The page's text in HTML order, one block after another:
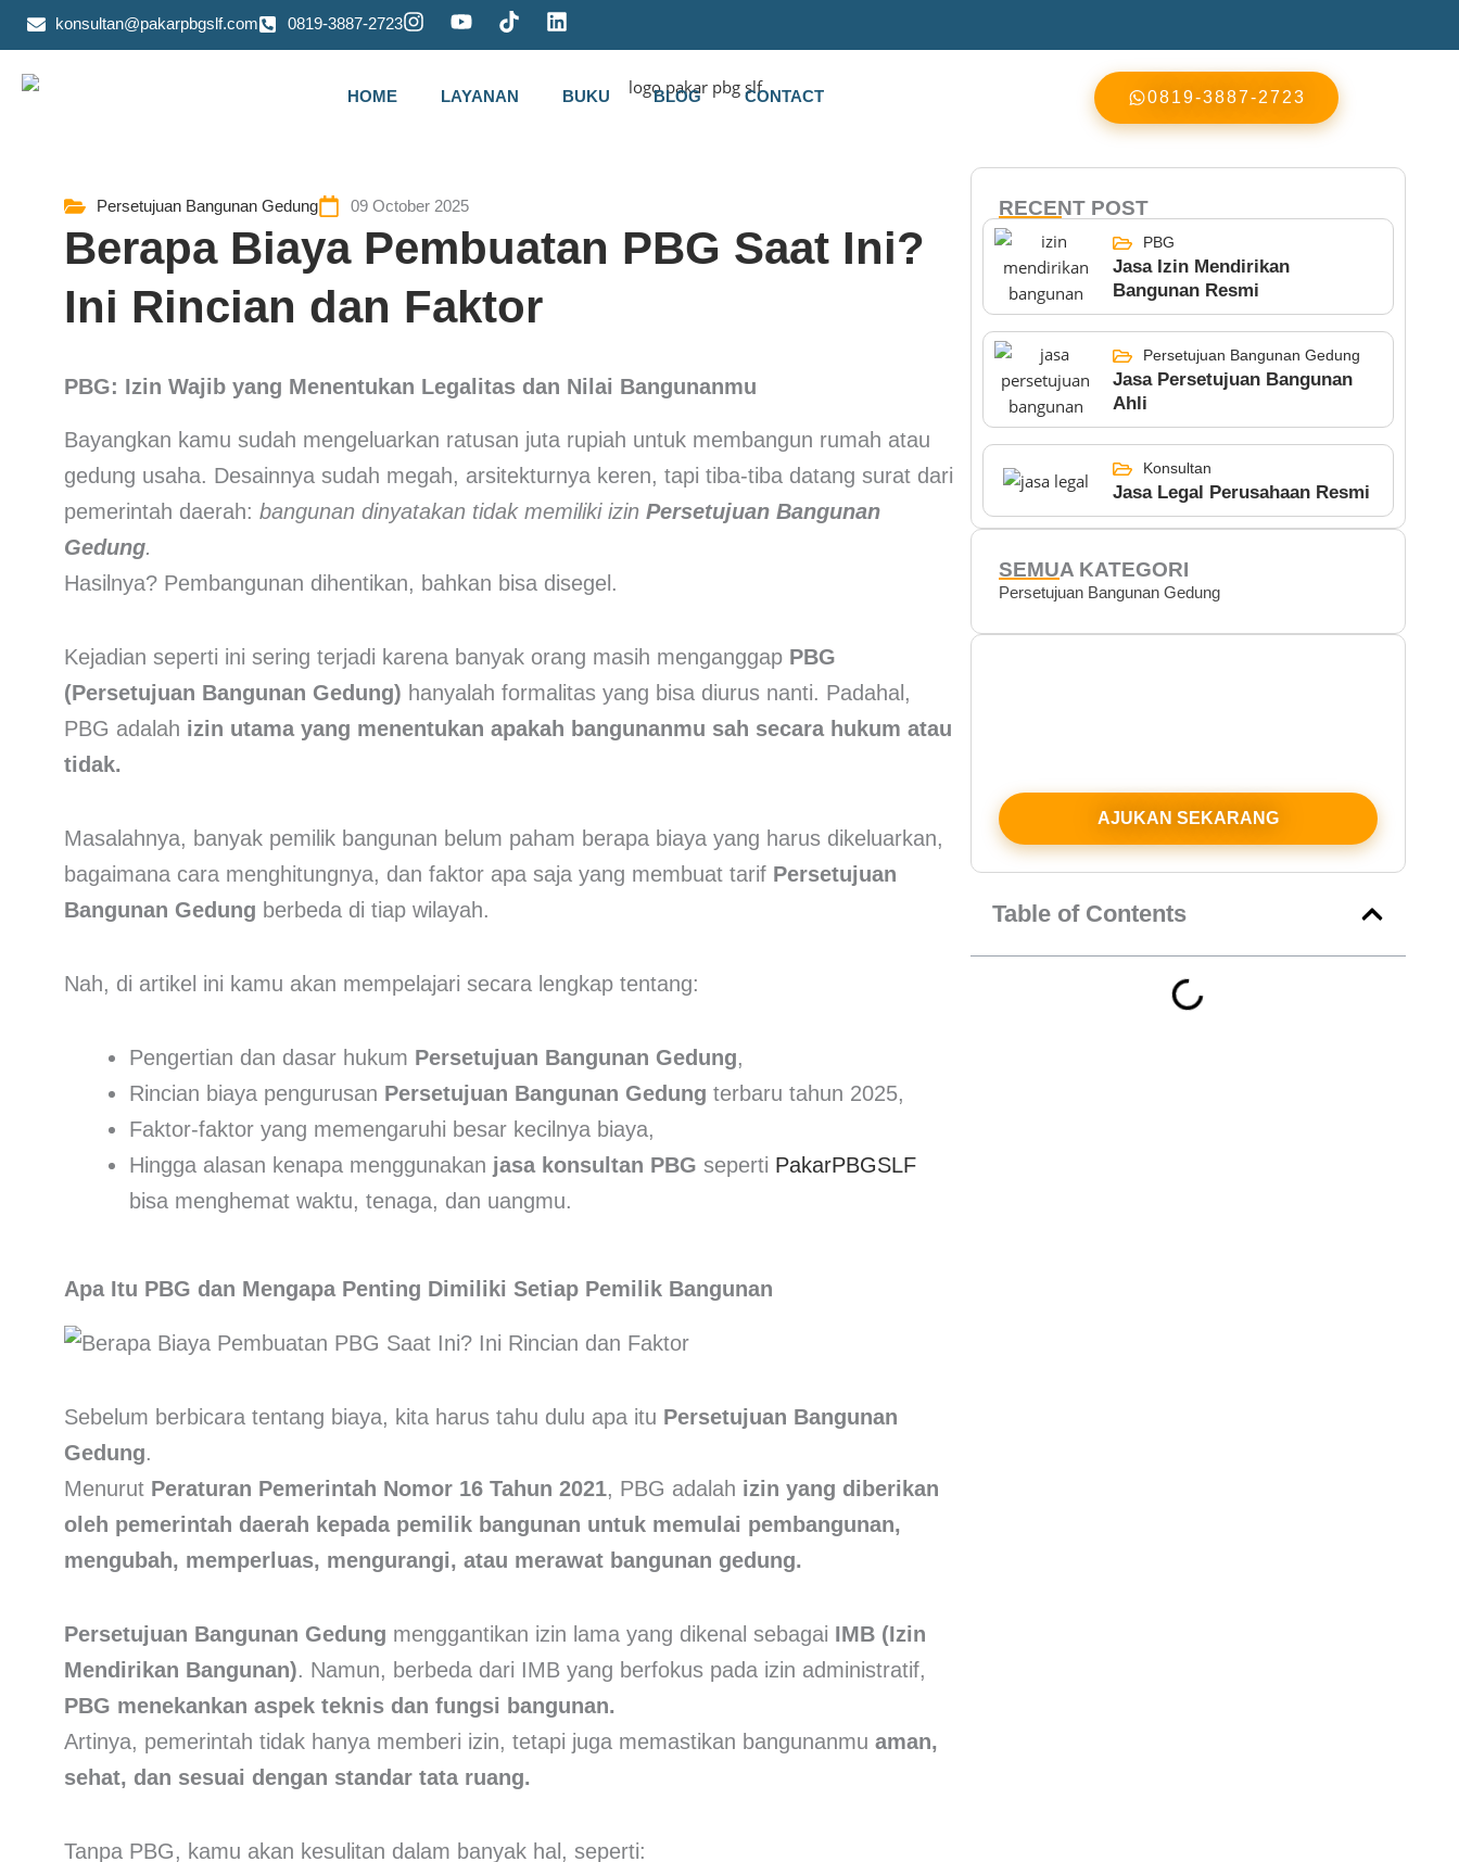
Skip
konsultan@pakarpbgslf.com 0819-3887-2723 I Y
t
u
L
k
e
HOME LAYANAN BUKU BLOG CONTACT 0819-3887-2723
Persetujuan Bangunan Gedung 09 October 2025
Berapa Biaya Pembuatan PBG Saat Ini?
Ini Rincian dan Faktor
PBG: Izin Wajib yang Menentukan Legalitas dan Nilai Bangunanmu
Bayangkan kamu sudah mengeluarkan ratusan juta rupiah untuk membangun rumah atau
gedung usaha. Desainnya sudah megah, arsitekturnya keren, tapi tiba-tiba datang surat dari
pemerintah daerah: bangunan dinyatakan tidak memiliki izin Persetujuan Bangunan
Gedung.
Hasilnya? Pembangunan dihentikan, bahkan bisa disegel.
Kejadian seperti ini sering terjadi karena banyak orang masih menganggap PBG
(Persetujuan Bangunan Gedung) hanyalah formalitas yang bisa diurus nanti. Padahal,
PBG adalah izin utama yang menentukan apakah bangunanmu sah secara hukum atau
tidak.
Masalahnya, banyak pemilik bangunan belum paham berapa biaya yang harus dikeluarkan,
bagaimana cara menghitungnya, dan faktor apa saja yang membuat tarif Persetujuan
Bangunan Gedung berbeda di tiap wilayah.
Nah, di artikel ini kamu akan mempelajari secara lengkap tentang:
Pengertian dan dasar hukum Persetujuan Bangunan Gedung,
Rincian biaya pengurusan Persetujuan Bangunan Gedung terbaru tahun 2025,
Faktor-faktor yang memengaruhi besar kecilnya biaya,
Hingga alasan kenapa menggunakan jasa konsultan PBG seperti PakarPBGSLF
bisa menghemat waktu, tenaga, dan uangmu.
Apa Itu PBG dan Mengapa Penting Dimiliki Setiap Pemilik Bangunan
Sebelum berbicara tentang biaya, kita harus tahu dulu apa itu Persetujuan Bangunan
Gedung.
Menurut Peraturan Pemerintah Nomor 16 Tahun 2021, PBG adalah izin yang diberikan
oleh pemerintah daerah kepada pemilik bangunan untuk memulai pembangunan,
mengubah, memperluas, mengurangi, atau merawat bangunan gedung.
Persetujuan Bangunan Gedung menggantikan izin lama yang dikenal sebagai IMB (Izin
Mendirikan Bangunan). Namun, berbeda dari IMB yang berfokus pada izin administratif,
PBG menekankan aspek teknis dan fungsi bangunan.
Artinya, pemerintah tidak hanya memberi izin, tetapi juga memastikan bangunanmu aman,
sehat, dan sesuai dengan standar tata ruang.
Tanpa PBG, kamu akan kesulitan dalam banyak hal, seperti:
RECENT POST
PBG
Jasa Izin Mendirikan
Bangunan Resmi
Persetujuan Bangunan Gedung
Jasa Persetujuan Bangunan
Ahli
Konsultan
Jasa Legal Perusahaan Resmi
SEMUA KATEGORI
Persetujuan Bangunan Gedung
AJUKAN SEKARANG
Table of Contents